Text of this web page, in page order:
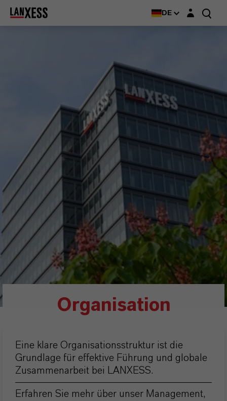
DE Login-Maske
Organisation
Eine klare Organisationsstruktur ist die
Grundlage für effektive Führung und globale
Zusammenarbeit bei LANXESS.
Erfahren Sie mehr über unser Management,